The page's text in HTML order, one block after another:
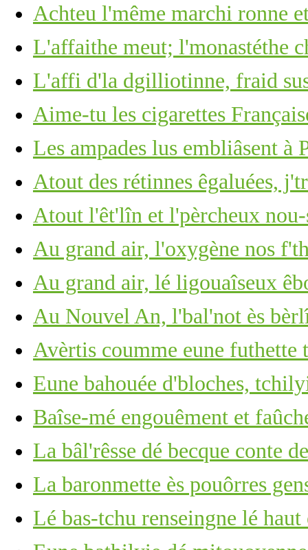
Achteu l'même marchi ronne
L'affaithe meut; l'monastéthe
L'affi d'la dgilliotinne, fraid
Aime-tu les cigarettes
Les ampades lus embliâsent à
Atout des rétinnes êgaluées,
Atout l'êt'lîn et l'pèrcheux
Au grand air, l'oxygène nos
Au grand air, lé ligouaîseux
Au Nouvel An, l'bal'not ès
Avèrtis coumme eune futhette
Eune bahouée d'bloches,
Baîse-mé engouêment et
La bâl'rêsse dé becque conte
La baronmette ès pouôrres
Lé bas-tchu renseingne lé